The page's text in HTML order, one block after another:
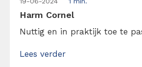
Harm Cornel
Nuttig en in praktijk toe te
Lees verder